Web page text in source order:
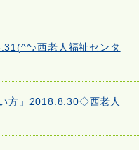
西老人福祉センタ
方」2018.8.30◇西老人